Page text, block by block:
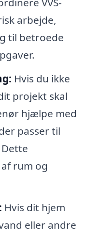
arbejde,
til betroede
Hvis du ikke
projekt skal
hjælpe med
passer til
rum og
Hvis dit hjem
eller andre